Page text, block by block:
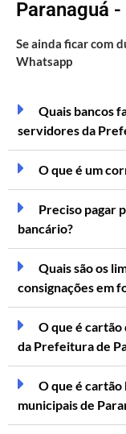
Paranaguá -
Se ainda ficar com
Whatsapp
Quais bancos
servidores da
O que é um
Preciso pagar
bancário?
Quais são os
consignações em
O que é
da Prefeitura de
O que é
municipais de